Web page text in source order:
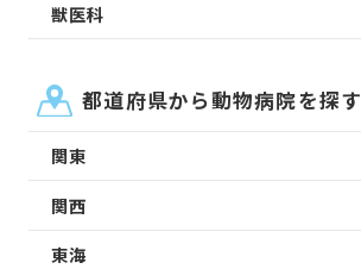
獣医科
都道府県から動物病院を探す
関東
関西
東海